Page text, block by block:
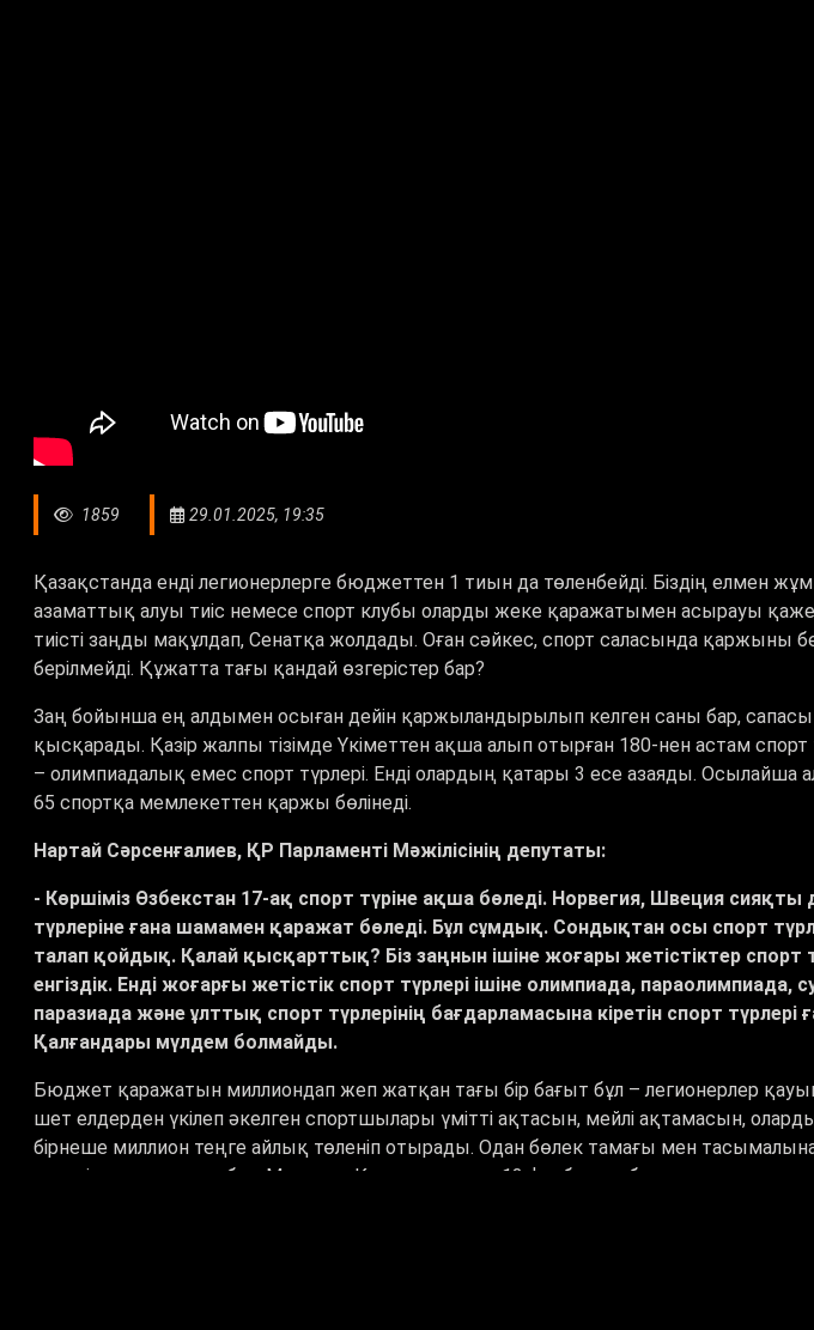
1859 29.01.2025, 19:35
Қазақстанда енді легионерлерге бюджеттен 1 тиын да төленбейді. Біздің елмен
азаматтық алуы тиіс немесе спорт клубы оларды жеке қаражатымен асырауы
тиісті заңды мақұлдап, Сенатқа жолдады. Оған сәйкес, спорт саласында қаржыны
берілмейді. Құжатта тағы қандай өзгерістер бар?
Заң бойынша ең алдымен осыған дейін қаржыландырылып келген саны бар, сапасы
қысқарады. Қазір жалпы тізімде Үкіметтен ақша алып отырған 180-нен астам спорт
– олимпиадалық емес спорт түрлері. Енді олардың қатары 3 есе азаяды. Осылайша
65 спортқа мемлекеттен қаржы бөлінеді.
Нартай Сәрсенғалиев, ҚР Парламенті Мәжілісінің депутаты:
- Көршіміз Өзбекстан 17-ақ спорт түріне ақша бөледі. Норвегия, Швеция
түрлеріне ғана шамамен қаражат бөледі. Бұл сұмдық. Сондықтан осы спорт
талап қойдық. Қалай қысқарттық? Біз заңнын ішіне жоғары жетістіктер спорт
енгіздік. Енді жоғарғы жетістік спорт түрлері ішіне олимпиада, параолимпиада,
паразиада және ұлттық спорт түрлерінің бағдарламасына кіретін спорт түрлері
Қалғандары мүлдем болмайды.
Бюджет қаражатын миллиондап жеп жатқан тағы бір бағыт бұл – легионерлер
шет елдерден үкілеп әкелген спортшылары үмітті ақтасын, мейлі ақтамасын,
бірнеше миллион теңге айлық төленіп отырады. Одан бөлек тамағы мен
кететін шығын тағы бар. Мәселен, Қазақстандағы 13 футбол клубы өткен жылдың